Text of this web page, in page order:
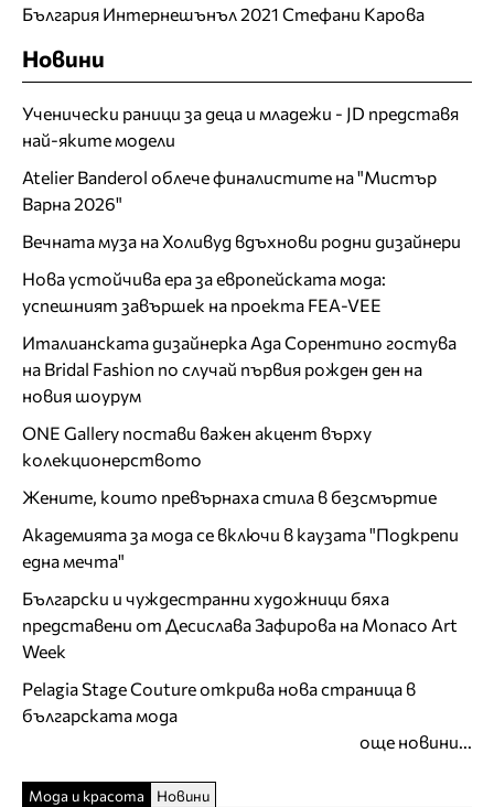
България Интернешънъл 2021 Стефани Карова
Новини
Ученически раници за деца и младежи - JD представя
най-яките модели
Atelier Banderol облече финалистите на "Мистър
Варна 2026"
Вечната муза на Холивуд вдъхнови родни дизайнери
Нова устойчива ера за европейската мода:
успешният завършек на проекта FEA-VEE
Италианската дизайнерка Ада Сорентино гостува
на Bridal Fashion по случай първия рожден ден на
новия шоурум
ONE Gallery постави важен акцент върху
колекционерството
Жените, които превърнаха стила в безсмъртие
Академията за мода се включи в каузата "Подкрепи
една мечта"
Български и чуждестранни художници бяха
представени от Десислава Зафирова на Monaco Art
Week
Pelagia Stage Couture открива нова страница в
българската мода
още новини...
Мода и красота Новини